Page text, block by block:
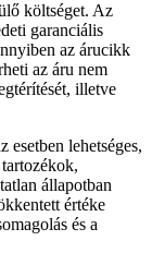
költséget. Az
garanciális
az árucikk
az áru nem
illetve
esetben lehetséges,
állapotban
értéke
és a